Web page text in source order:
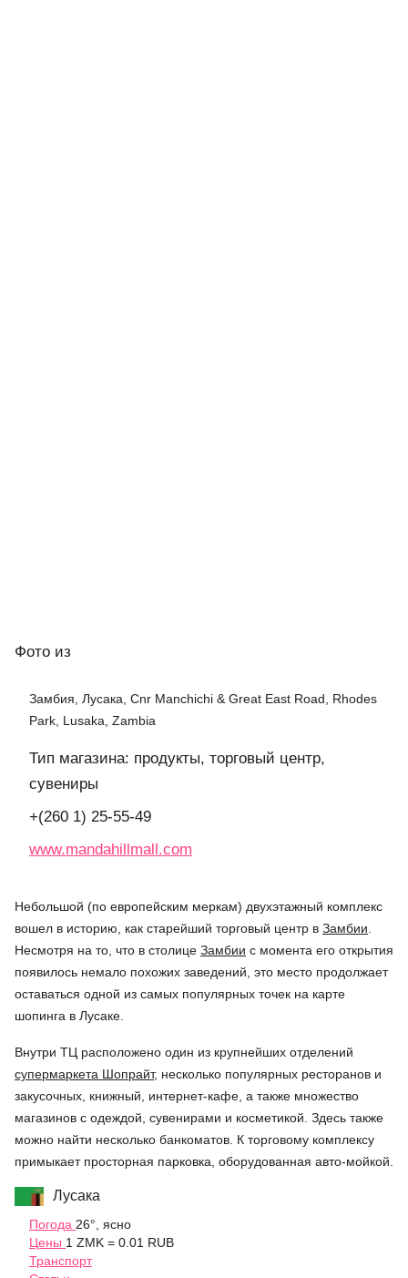
Фото из
Замбия, Лусака, Cnr Manchichi & Great East Road, Rhodes
Park, Lusaka, Zambia
Тип магазина: продукты, торговый центр,
сувениры
+(260 1) 25-55-49
www.mandahillmall.com
Небольшой (по европейским меркам) двухэтажный комплекс
вошел в историю, как старейший торговый центр в Замбии
Несмотря на то, что в столице Замбии с момента его открытия
появилось немало похожих заведений, это место продолжает
оставаться одной из самых популярных точек на карте
шопинга в Лусаке.
Внутри ТЦ расположено один из крупнейших отделений
супермаркета Шопрайт, несколько популярных ресторанов и
закусочных, книжный, интернет-кафе, а также множество
магазинов с одеждой, сувенирами и косметикой. Здесь также
можно найти несколько банкоматов. К торговому комплексу
примыкает просторная парковка, оборудованная авто-мойкой.
Лусака
Погода 26°, ясно
Цены 1 ZMK = 0.01 RUB
Транспорт